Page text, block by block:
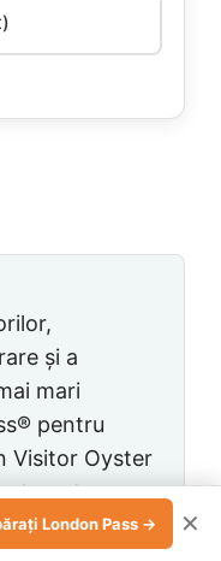
și a
mari
pentru
Visitor Oyster
pentru
acest fel,
London Pass → ✕